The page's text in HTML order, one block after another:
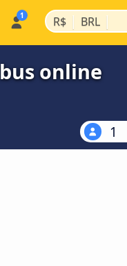
R$ | BRL |
online
1